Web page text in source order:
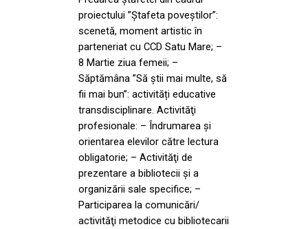
proiectului ”Ștafeta poveștilor”:
scenetă, moment artistic în
parteneriat cu CCD Satu Mare; –
8 Martie ziua femeii; –
Săptămâna ”Să știi mai multe, să
fii mai bun”: activități educative
transdisciplinare. Activităţi
profesionale: – Îndrumarea şi
orientarea elevilor către lectura
obligatorie; – Activităţi de
prezentare a bibliotecii şi a
organizării sale specifice; –
Participarea la comunicări/
activităţi metodice cu bibliotecarii